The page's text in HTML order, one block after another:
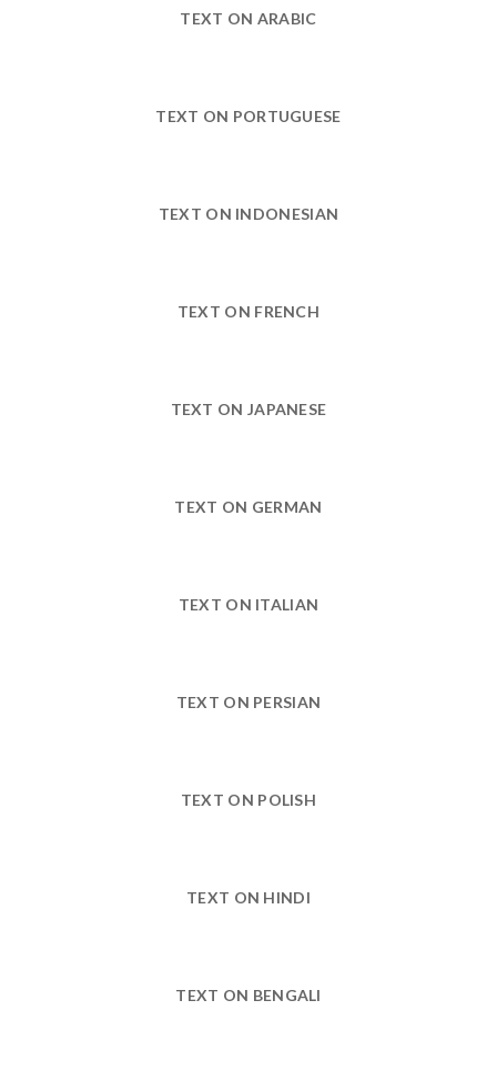
TEXT ON ARABIC
TEXT ON PORTUGUESE
TEXT ON INDONESIAN
TEXT ON FRENCH
TEXT ON JAPANESE
TEXT ON GERMAN
TEXT ON ITALIAN
TEXT ON PERSIAN
TEXT ON POLISH
TEXT ON HINDI
TEXT ON BENGALI